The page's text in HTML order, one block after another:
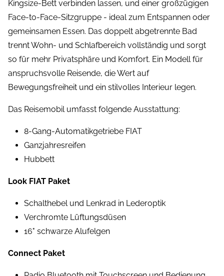
Kingsize-Bett verbinden lassen, und einer großzügigen
Face-to-Face-Sitzgruppe - ideal zum Entspannen oder
gemeinsamen Essen. Das doppelt abgetrennte Bad
trennt Wohn- und Schlafbereich vollständig und sorgt
so für mehr Privatsphäre und Komfort. Ein Modell für
anspruchsvolle Reisende, die Wert auf
Bewegungsfreiheit und ein stilvolles Interieur legen.
Das Reisemobil umfasst folgende Ausstattung:
8-Gang-Automatikgetriebe FIAT
Ganzjahresreifen
Hubbett
Look FIAT Paket
Schalthebel und Lenkrad in Lederoptik
Verchromte Lüftungsdüsen
16" schwarze Alufelgen
Connect Paket